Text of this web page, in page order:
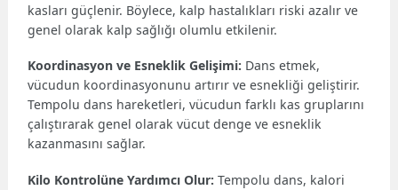
kasları güçlenir. Böylece, kalp hastalıkları riski azalır ve
genel olarak kalp sağlığı olumlu etkilenir.
Koordinasyon ve Esneklik Gelişimi: Dans etmek,
vücudun koordinasyonunu artırır ve esnekliği geliştirir.
Tempolu dans hareketleri, vücudun farklı kas gruplarını
çalıştırarak genel olarak vücut denge ve esneklik
kazanmasını sağlar.
Kilo Kontrolüne Yardımcı Olur: Tempolu dans, kalori